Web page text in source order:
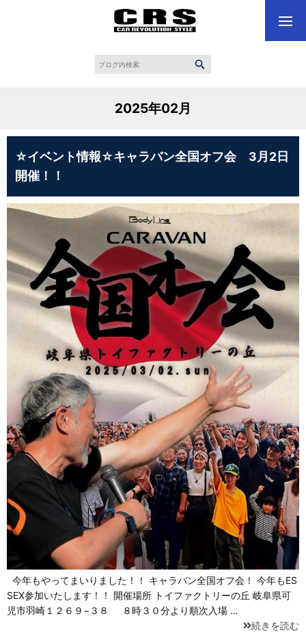
2025年02月
☆イベント情報☆キャラバン全国オフ会 3月2日
開催！！
今年もやってまいりました！！ キャラバン全国オフ会！ 今年もES
SEX参加いたします！！ 開催場所 トイファクトリーの丘 岐阜県可
児市羽崎１２６９−３８ ８時３０分より順次入場 …
続きを読む